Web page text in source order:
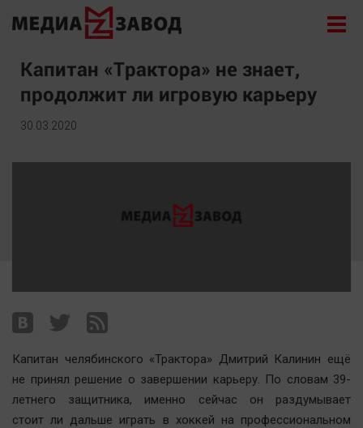
Новости
Экономика
Происшествия
Поиск
Наша победа
Общество
Капитан «Трактора» не знает,
продолжит ли игровую карьеру
30.03.2020
Капитан челябинского «Трактора» Дмитрий Калинин ещё
не принял решение о завершении карьеру. По словам 39-
летнего защитника, именно сейчас он раздумывает
стоит ли дальше играть в хоккей на профессиональном